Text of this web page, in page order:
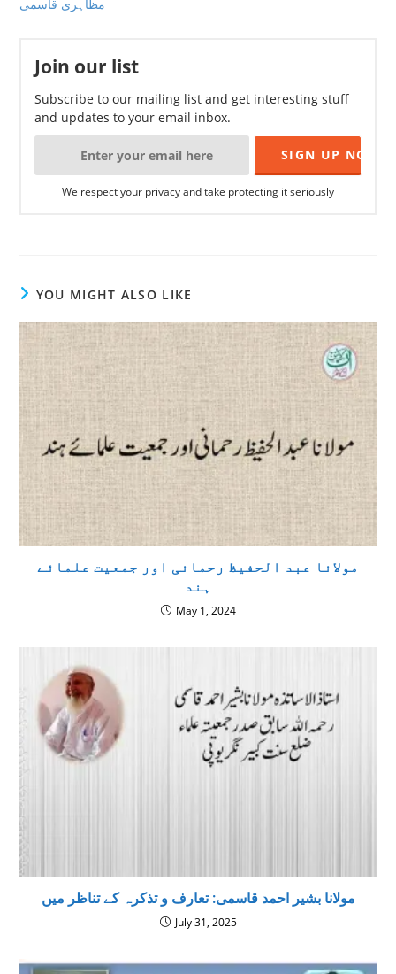
مظاہری قاسمی
Join our list
Subscribe to our mailing list and get interesting stuff
and updates to your email inbox.
We respect your privacy and take protecting it seriously
YOU MIGHT ALSO LIKE
مولانا عبد الحفیظ رحمانی اور جمعیت علمائے
ہند
May 1, 2024
مولانا بشیر احمد قاسمی: تعارف و تذکرہ کے تناظر میں
July 31, 2025